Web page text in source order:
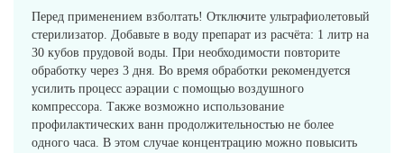
Перед применением взболтать! Отключите ультрафиолетовый
стерилизатор. Добавьте в воду препарат из расчёта: 1 литр на
30 кубов прудовой воды. При необходимости повторите
обработку через 3 дня. Во время обработки рекомендуется
усилить процесс аэрации с помощью воздушного
компрессора. Также возможно использование
профилактических ванн продолжительностью не более
одного часа. В этом случае концентрацию можно повысить